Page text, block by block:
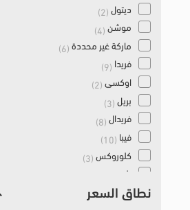
ديتول(2)
موشن(4)
ماركة غير محددة(6)
فريدا (9)
اوكسي(2)
بريل(3)
فريدال(8)
فيبا (10)
كلوروكس(3)
بليدج
بريكس (4)
نطاق السعر